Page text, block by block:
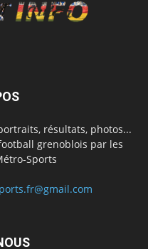
résultats, photos...
grenoblois par les
Sports